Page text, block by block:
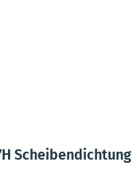
Scheibendichtung